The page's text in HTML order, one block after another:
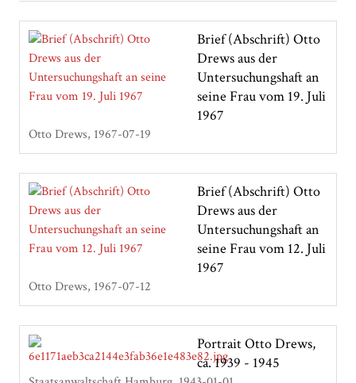
Brief (Abschrift) Otto
Drews aus der
Untersuchungshaft an
seine Frau vom 19. Juli
1967
Otto Drews 1967-07-19
Brief (Abschrift) Otto
Drews aus der
Untersuchungshaft an
seine Frau vom 12. Juli
1967
Otto Drews 1967-07-12
Portrait Otto Drews,
ca. 1939 - 1945